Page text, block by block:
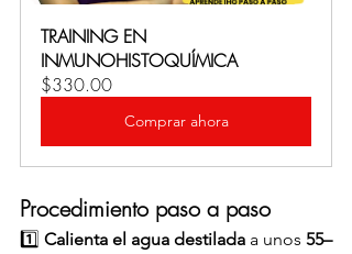
TRAINING EN
INMUNOHISTOQUÍMICA
$330.00
Comprar ahora
Procedimiento paso a paso
1️⃣ Calienta el agua destilada a unos 55–